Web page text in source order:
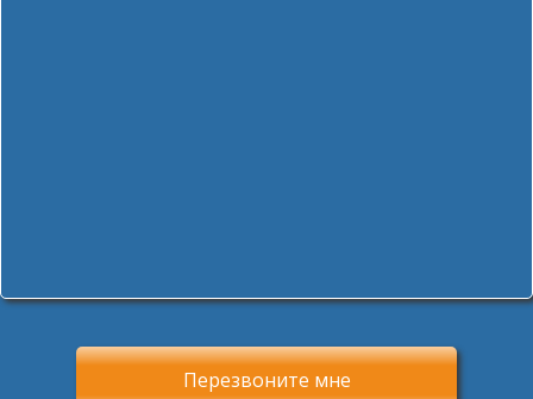
Перезвоните мне